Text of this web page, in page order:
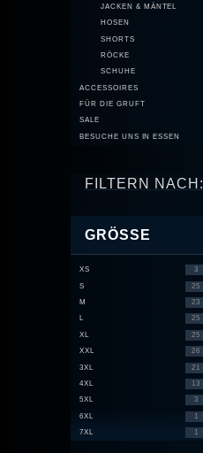
JACKEN & MÄNTEL
HOSEN
SHORTS
RÖCKE
SCHUHE
ACCESSOIRES
FÜR DIE GRUFT
SALE
BESUCHE UNS IN ESSEN
FILTERN NACH:
GRÖSSE
XS 3
S 25
M 23
L 25
XL 25
XXL 26
3XL 21
4XL 13
5XL 3
6XL 1
7XL 1